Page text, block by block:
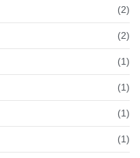
(2)
(2)
(1)
(1)
(1)
(1)